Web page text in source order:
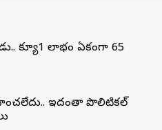
క్యూ1 లాభం ఏకంగా 65
ఇదంతా పొలిటికల్